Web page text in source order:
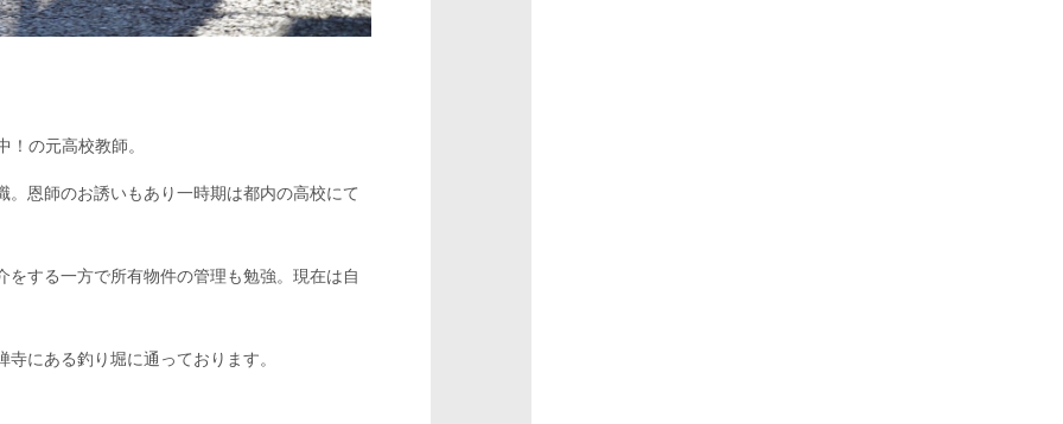
の元高校教師。
恩師のお誘いもあり一時期は都内の高校にて
する一方で所有物件の管理も勉強。現在は自
にある釣り堀に通っております。